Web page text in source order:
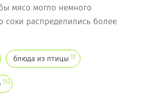
мясо могло немного
соки распределились более
блюда из птицы 10
152